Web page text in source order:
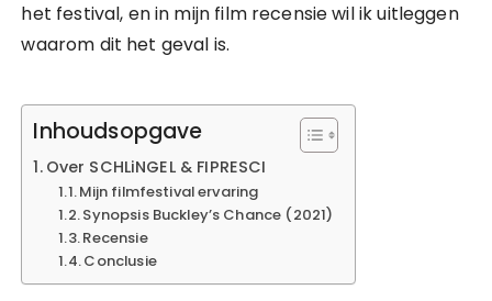
het festival, en in mijn film recensie wil ik uitleggen
waarom dit het geval is.
Inhoudsopgave
Over SCHLiNGEL & FIPRESCI
Mijn filmfestival ervaring
Synopsis Buckley’s Chance (2021)
Recensie
Conclusie